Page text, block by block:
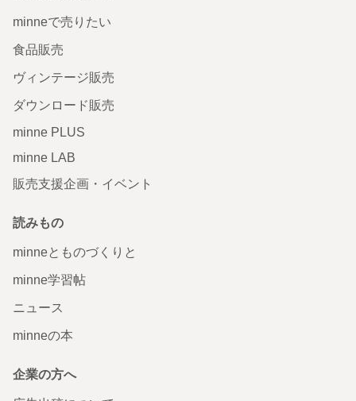
minneで売りたい
食品販売
ヴィンテージ販売
ダウンロード販売
minne PLUS
minne LAB
販売支援企画・イベント
読みもの
minneとものづくりと
minne学習帖
ニュース
minneの本
企業の方へ